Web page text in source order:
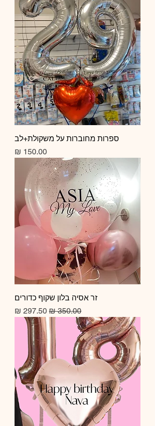
ספרות מחוברות על משקולת+לב
מחיר
זר אסיה בלון שקוף כדורים
מחיר רגיל מחיר מבצע